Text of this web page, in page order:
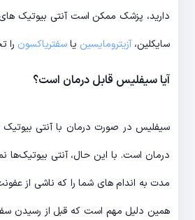
دارید، پزشک ممکن است آنتی بیوتیک
سایکلین، آزیترومایسین یاسفتریاکسون را
آیا سیفلیس قابل درمان است؟
درمان است. با این حال، آنتی بیوتیک‌ها
مدت به اندام های شما را که ناشی از
همین دلیل مهم است که قبل از رسیدن